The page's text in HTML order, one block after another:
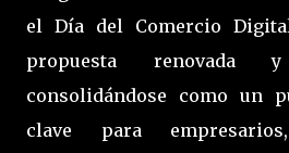
el Día del Comercio
propuesta renovada
consolidándose como un
clave para